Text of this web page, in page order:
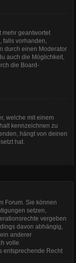
mehr geantwortet
falls vorhanden,
durch einen Moderator
auch die Möglichkeit,
die Board-
welche mit einem
kennzeichnen zu
hängt von deinen
hat.
Forum. Sie können
setzen,
vergeben
davon abhängig,
anderer
volle
entsprechende Recht